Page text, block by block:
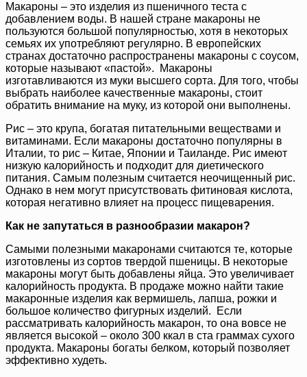
Макароны – это изделия из пшеничного теста с
добавлением воды. В нашей стране макароны не
пользуются большой популярностью, хотя в некоторых
семьях их употребляют регулярно. В европейских
странах достаточно распространены макароны с соусом,
которые называют «пастой». Макароны
изготавливаются из муки высшего сорта. Для того, чтобы
выбрать наиболее качественные макароны, стоит
обратить внимание на муку, из которой они выполнены.
Рис – это крупа, богатая питательными веществами и
витаминами. Если макароны достаточно популярны в
Италии, то рис – Китае, Японии и Таиланде. Рис имеют
низкую калорийность и подходит для диетического
питания. Самым полезным считается неочищенный рис.
Однако в нем могут присутствовать фитиновая кислота,
которая негативно влияет на процесс пищеварения.
Как не запутаться в разнообразии макарон?
Самыми полезными макаронами считаются те, которые
изготовлены из сортов твердой пшеницы. В некоторые
макароны могут быть добавлены яйца. Это увеличивает
калорийность продукта. В продаже можно найти такие
макаронные изделия как вермишель, лапша, рожки и
большое количество фигурных изделий. Если
рассматривать калорийность макарон, то она вовсе не
является высокой – около 300 ккал в ста граммах сухого
продукта. Макароны богаты белком, который позволяет
эффективно худеть.